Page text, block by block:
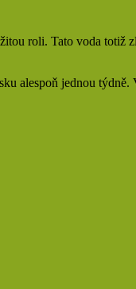
roli. Tato voda totiž
alespoň jednou